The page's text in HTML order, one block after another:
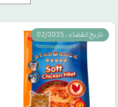
تاریخ انقضاء : 02/2025